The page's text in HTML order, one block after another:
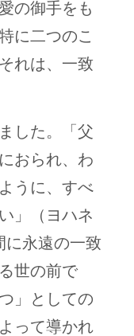
の御手をも
に二つのこ
れは、一致
した。「父
おられ、わ
うに、すべ
」（ヨハネ
に永遠の一致
世の前で
」としての
って導かれ